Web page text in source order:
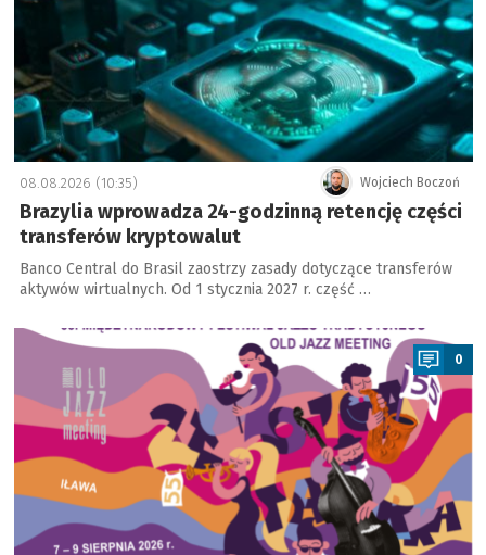
Wojciech Boczoń
08.08.2026 (10:35)
Brazylia wprowadza 24-godzinną retencję części
transferów kryptowalut
Banco Central do Brasil zaostrzy zasady dotyczące transferów
aktywów wirtualnych. Od 1 stycznia 2027 r. część …
a
0